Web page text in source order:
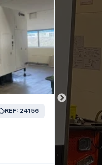
REF: 24156
2019